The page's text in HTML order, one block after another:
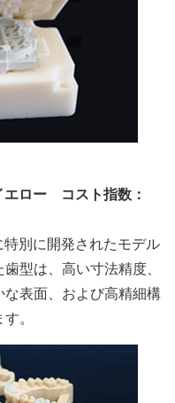
エロー コスト指数：
別に開発されたモデル
型は、高い寸法精度、
表面、および高精細構
。